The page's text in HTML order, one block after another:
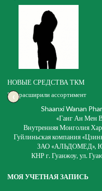
НОВЫЕ СРЕДСТВА ТКМ
Мы расширили ассортимент
‹
Shaanxi Wanan
«Ганг Ан Мен
Внутренняя Монголия
Гуйлиньская компания
ЗАО «АЛЬДОМЕД»,
КНР г. Гуанжоу, ул.
МОЯ УЧЕТНАЯ ЗАПИСЬ